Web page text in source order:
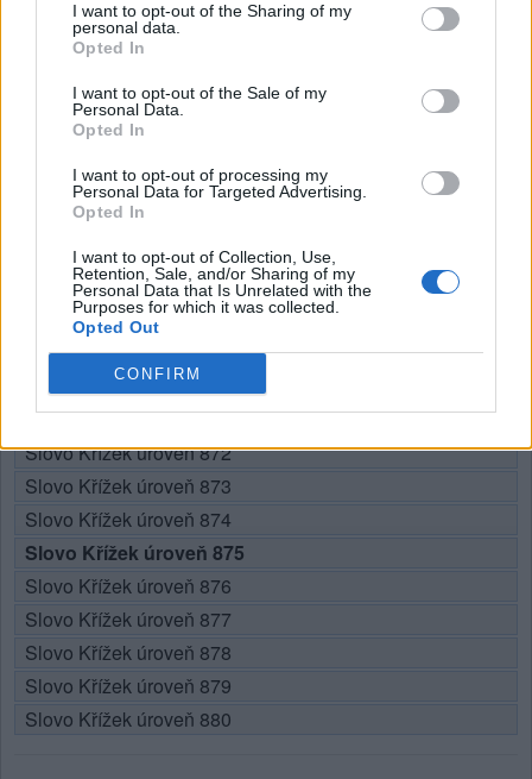
I want to opt-out of the Sharing of my
personal data.
Opted In
I want to opt-out of the Sale of my
Personal Data.
Opted In
I want to opt-out of processing my
Personal Data for Targeted Advertising.
Opted In
I want to opt-out of Collection, Use,
Retention, Sale, and/or Sharing of my
Personal Data that Is Unrelated with the
Purposes for which it was collected.
Opted Out
CONFIRM
93
Stažení Slovo Křížek
Zde můžete vyhledat odpověď podle čísla úrovně, ale
doporučujeme použít vyhledávání podle písmen.
Vyberte si svou úroveň:
Slovo Křížek úroveň 870
Slovo Křížek úroveň 871
Slovo Křížek úroveň 872
Slovo Křížek úroveň 873
Slovo Křížek úroveň 874
Slovo Křížek úroveň 875
Slovo Křížek úroveň 876
Slovo Křížek úroveň 877
Slovo Křížek úroveň 878
Slovo Křížek úroveň 879
Slovo Křížek úroveň 880